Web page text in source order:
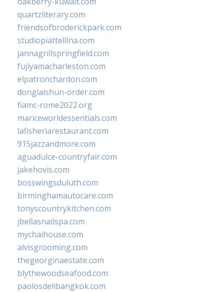
quartzliterary.com
friendsofbroderickpark.com
studiopiattellina.com
jannagrillspringfield.com
fujiyamacharleston.com
elpatronchardon.com
donglaishun-order.com
fiamc-rome2022.org
mariceworldessentials.com
lafisheriarestaurant.com
915jazzandmore.com
aguadulce-countryfair.com
jakehovis.com
bosswingsduluth.com
birminghamautocare.com
tonyscountrykitchen.com
jbellasnailspa.com
mychaihouse.com
alvisgrooming.com
thegeorginaestate.com
blythewoodseafood.com
paolosdelibangkok.com